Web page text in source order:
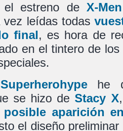
el estreno de X-
vez leídas todas
final, es hora de
en el tintero de
Superherohypehe
se hizo deStacy X
aparición
el diseño preliminar